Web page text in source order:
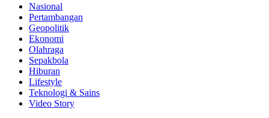
Nasional
Pertambangan
Geopolitik
Ekonomi
Olahraga
Sepakbola
Hiburan
Lifestyle
Teknologi & Sains
Video Story